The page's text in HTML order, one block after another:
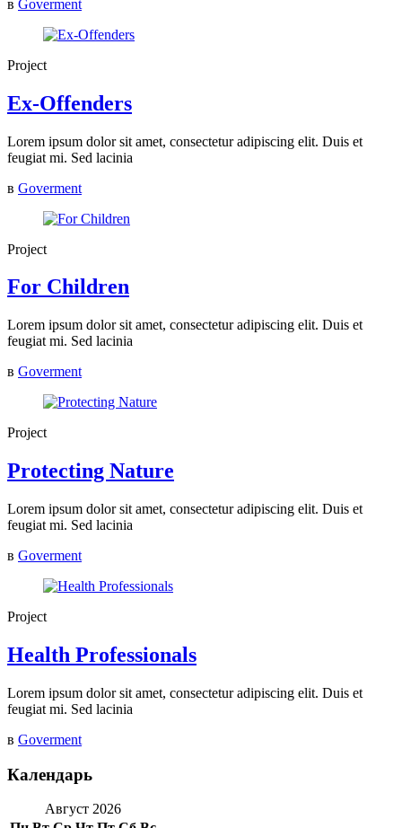
в Goverment
Project
Ex-Offenders
Lorem ipsum dolor sit amet, consectetur adipiscing elit. Duis et
feugiat mi. Sed lacinia
в Goverment
Project
For Children
Lorem ipsum dolor sit amet, consectetur adipiscing elit. Duis et
feugiat mi. Sed lacinia
в Goverment
Project
Protecting Nature
Lorem ipsum dolor sit amet, consectetur adipiscing elit. Duis et
feugiat mi. Sed lacinia
в Goverment
Project
Health Professionals
Lorem ipsum dolor sit amet, consectetur adipiscing elit. Duis et
feugiat mi. Sed lacinia
в Goverment
Календарь
Август 2026